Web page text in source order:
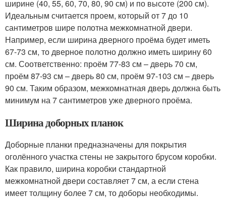
ширине (40, 55, 60, 70, 80, 90 см) и по высоте (200 см).
Идеальным считается проем, который от 7 до 10
сантиметров шире полотна межкомнатной двери.
Например, если ширина дверного проёма будет иметь
67-73 см, то дверное полотно должно иметь ширину 60
см. Соответственно: проём 77-83 см – дверь 70 см,
проём 87-93 см – дверь 80 см, проём 97-103 см – дверь
90 см. Таким образом, межкомнатная дверь должна быть
минимум на 7 сантиметров уже дверного проёма.
Ширина доборных планок
Доборные планки предназначены для покрытия
оголённого участка стены не закрытого брусом коробки.
Как правило, ширина коробки стандартной
межкомнатной двери составляет 7 см, а если стена
имеет толщину более 7 см, то доборы необходимы.